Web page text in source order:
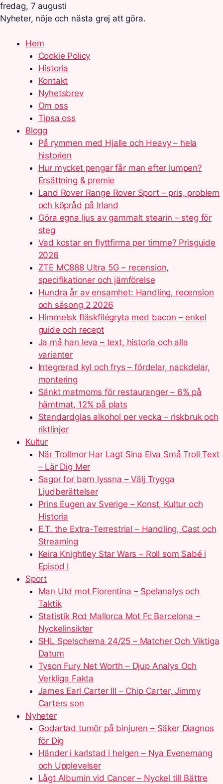
fredag, 7 augusti
Nyheter, nöje och nästa grej att göra.
Hem
Cookie Policy
Historia
Kontakt
Nyhetsbrev
Om oss
Tipsa oss
Blogg
På rymmen med Hjalle och Heavy – hela
historien
Hur mycket pengar får man efter lumpen?
Ersättning & premie
Land Rover Range Rover Sport – pris, problem
och köpråd på Irland
Göra egna ljus av gammalt stearin – steg för
steg
Vad kostar en flyttfirma per timme? Prisguide
2026
ZTE MC888 Ultra 5G – recension,
specifikationer och jämförelse
Hundra år av ensamhet: Handling, recension
och säsong 2 2026
Himmelsk fläskfilégryta med bacon – enkel
guide och recept
Ja må han leva – text, historia och alla
varianter
Integrerad kyl och frys – fördelar, nackdelar,
montering
Sänkt matmoms för restauranger – 6% på
hämtmat, 12% på plats
Standardglas alkohol per vecka – riskbruk och
riktlinjer
Kultur
När Trollmor Har Lagt Sina Elva Små Troll Text
– Lär Dig Mer
Sagor for barn lyssna – Välj Trygga
Ljudberättelser
Prins Eugen av Sverige – Konst, Kultur och
Historia
E.T. the Extra-Terrestrial – Handling, Cast och
Streaming
Keira Knightley Star Wars – Roll som Sabé i
Episod I
Sport
Man Utd mot Fiorentina – Spelanalys och
Taktik
Statistik Rcd Mallorca Mot Fc Barcelona –
Nyckelinsikter
SHL Spelschema 24/25 – Matcher Och Viktiga
Datum
Tyson Fury Net Worth – Djup Analys Och
Verkliga Fakta
James Earl Carter III – Chip Carter, Jimmy
Carters son
Nyheter
Godartad tumör på binjuren – Säker Diagnos
för Dig
Händer i karlstad i helgen – Nya Evenemang
och Upplevelser
Lågt Albumin vid Cancer – Nyckel till Bättre